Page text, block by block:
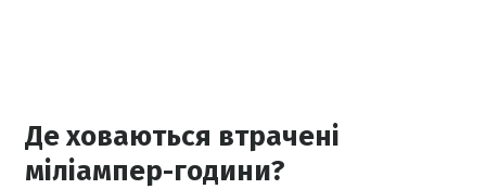
Де ховаються втрачені
міліампер-години?